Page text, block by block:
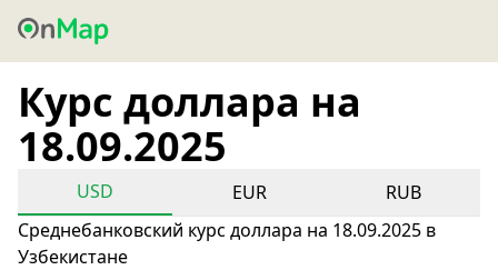
Курс доллара на
18.09.2025
USD EUR
RUB
Среднебанковский курс доллара на 18.09.2025 в
Узбекистане